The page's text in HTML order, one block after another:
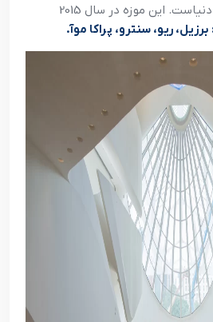
ارتقاء وضعیت شهرهای دنیاست. این موزه در سال 2015
ریو، سنترو، پراکا موآ.